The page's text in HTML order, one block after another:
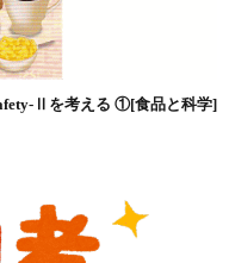
Ⅱを考える ①[食品と科学]